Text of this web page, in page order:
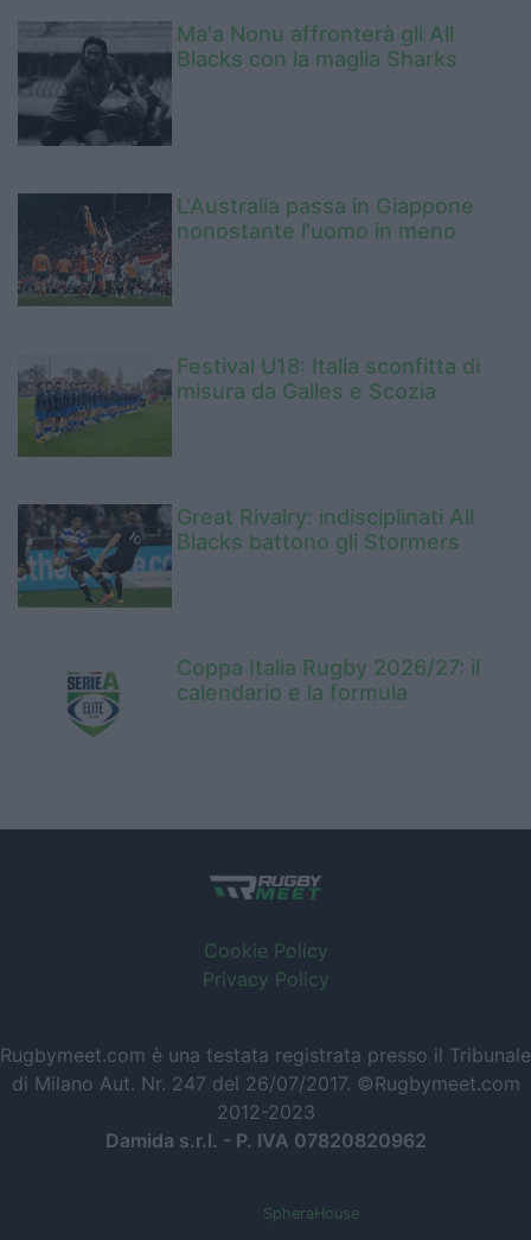
Ma'a Nonu affronterà gli All
Blacks con la maglia Sharks
L'Australia passa in Giappone
nonostante l'uomo in meno
Festival U18: Italia sconfitta di
misura da Galles e Scozia
Great Rivalry: indisciplinati All
Blacks battono gli Stormers
Coppa Italia Rugby 2026/27: il
calendario e la formula
Cookie Policy
Privacy Policy
Rugbymeet.com è una testata registrata presso il Tribunale
di Milano Aut. Nr. 247 del 26/07/2017. ©Rugbymeet.com
2012-2023
Damida s.r.l. - P. IVA 07820820962
SpheraHouse